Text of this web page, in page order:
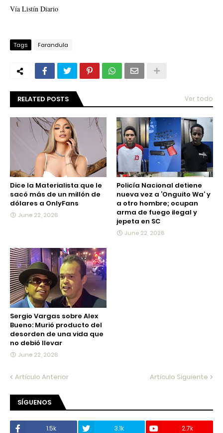
Vía Listín Diario
Tags Farandula
RELATED POSTS Ver todo
Dice la Materialista que le
sacó más de un millón de
dólares a OnlyFans
June 22, 2026
Policía Nacional detiene
nueva vez a ‘Onguito Wa’ y
a otro hombre; ocupan
arma de fuego ilegal y
jepeta en SC
June 22, 2026
Sergio Vargas sobre Alex
Bueno: Murió producto del
desorden de una vida que
no debió llevar
June 22, 2026
Artículo Anterior Artículo Siguiente
SÍGUENOS
1.5k 3.1k
2.7k